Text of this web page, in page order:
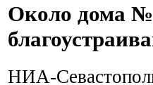
Около дома №
НИА-